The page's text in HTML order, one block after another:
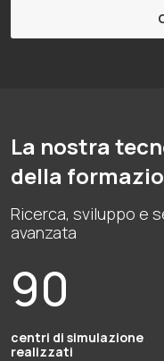
La nostra
della
Ricerca, sviluppo e
avanzata
90
centri di simulazione
realizzati